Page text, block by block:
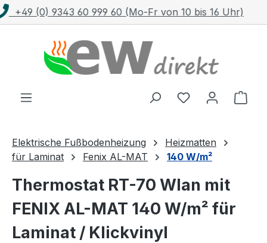
Zum Hauptinhalt springen
Kostenloser Versand mit DHL ab 100 €
Elektrische Fußbodenheizung
Heizmatten
für Laminat
Fenix AL-MAT 140 W/m²
Thermostat RT-70 Wlan mit
FENIX AL-MAT 140 W/m² für
Laminat / Klickvinyl